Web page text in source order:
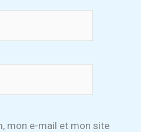
mon e-mail et mon site